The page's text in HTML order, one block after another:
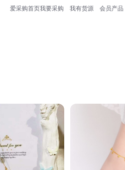
爱采购首页我要采购 我有货源 会员产品